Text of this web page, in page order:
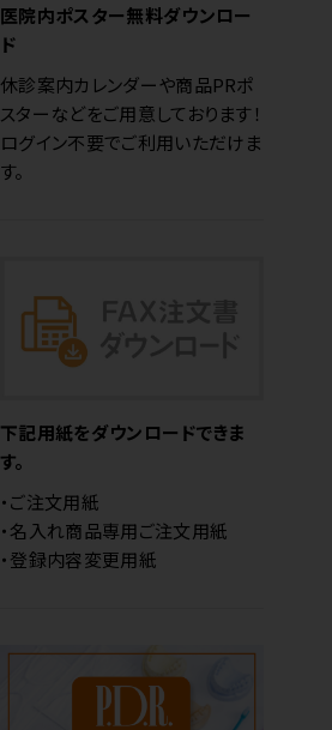
医院内ポスター無料ダウンロー
ド
休診案内カレンダーや商品PRポ
スターなどをご用意しております！
ログイン不要でご利用いただけま
す。
下記用紙をダウンロードできま
す。
・ご注文用紙
・名入れ商品専用ご注文用紙
・登録内容変更用紙